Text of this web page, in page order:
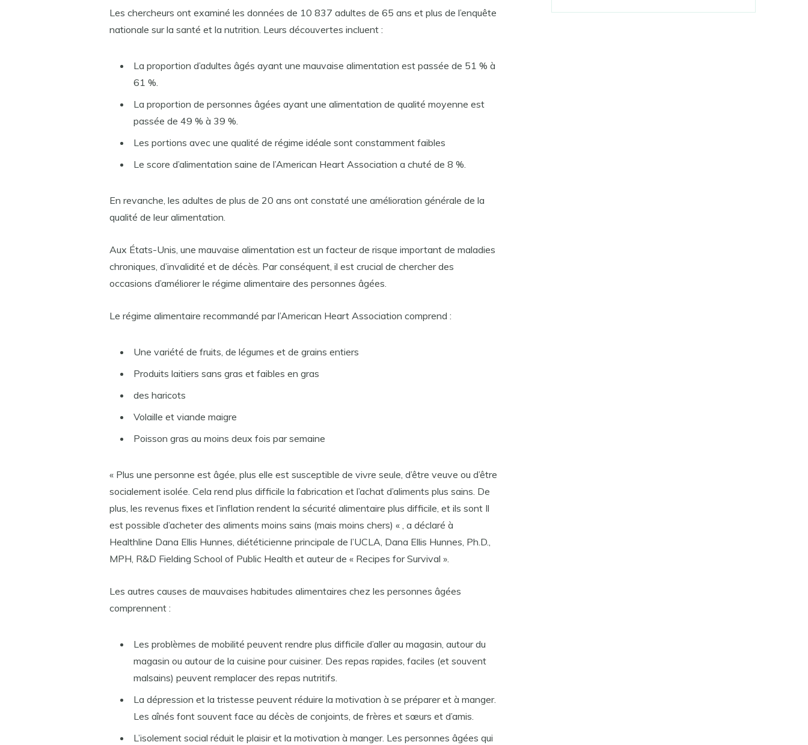
Les chercheurs ont examiné les données de 10 837 adultes de 65 ans et plus de l’enquête
nationale sur la santé et la nutrition. Leurs découvertes incluent :
La proportion d’adultes âgés ayant une mauvaise alimentation est passée de 51 % à
61 %.
La proportion de personnes âgées ayant une alimentation de qualité moyenne est
passée de 49 % à 39 %.
Les portions avec une qualité de régime idéale sont constamment faibles
Le score d’alimentation saine de l’American Heart Association a chuté de 8 %.
En revanche, les adultes de plus de 20 ans ont constaté une amélioration générale de la
qualité de leur alimentation.
Aux États-Unis, une mauvaise alimentation est un facteur de risque important de maladies
chroniques, d’invalidité et de décès. Par conséquent, il est crucial de chercher des
occasions d’améliorer le régime alimentaire des personnes âgées.
Le régime alimentaire recommandé par l’American Heart Association comprend :
Une variété de fruits, de légumes et de grains entiers
Produits laitiers sans gras et faibles en gras
des haricots
Volaille et viande maigre
Poisson gras au moins deux fois par semaine
« Plus une personne est âgée, plus elle est susceptible de vivre seule, d’être veuve ou d’être
socialement isolée. Cela rend plus difficile la fabrication et l’achat d’aliments plus sains. De
plus, les revenus fixes et l’inflation rendent la sécurité alimentaire plus difficile, et ils sont Il
est possible d’acheter des aliments moins sains (mais moins chers) « , a déclaré à
Healthline Dana Ellis Hunnes, diététicienne principale de l’UCLA, Dana Ellis Hunnes, Ph.D.,
MPH, R&D Fielding School of Public Health et auteur de « Recipes for Survival ».
Les autres causes de mauvaises habitudes alimentaires chez les personnes âgées
comprennent :
Les problèmes de mobilité peuvent rendre plus difficile d’aller au magasin, autour du
magasin ou autour de la cuisine pour cuisiner. Des repas rapides, faciles (et souvent
malsains) peuvent remplacer des repas nutritifs.
La dépression et la tristesse peuvent réduire la motivation à se préparer et à manger.
Les aînés font souvent face au décès de conjoints, de frères et sœurs et d’amis.
L’isolement social réduit le plaisir et la motivation à manger. Les personnes âgées qui